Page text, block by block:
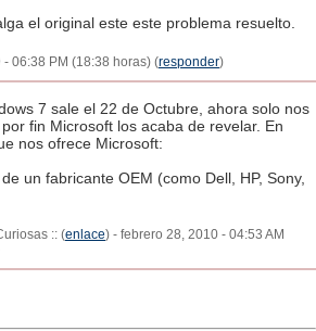
el original este este problema resuelto.
06:38 PM (18:38 horas) (responder)
7 sale el 22 de Octubre, ahora solo nos
fin Microsoft los acaba de revelar. En
nos ofrece Microsoft:
un fabricante OEM (como Dell, HP, Sony,
:: (enlace) - febrero 28, 2010 - 04:53 AM